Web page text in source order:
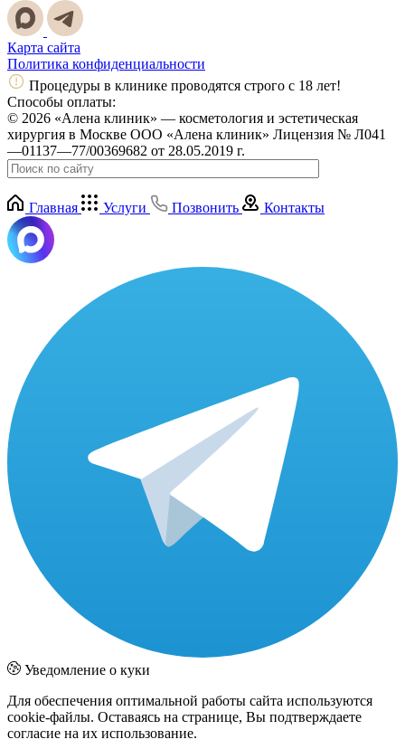
Карта сайта
Политика конфиденциальности
Процедуры в клинике проводятся строго с 18 лет!
Способы оплаты:
© 2026 «Алена клиник» — косметология и эстетическая
хирургия в Москве ООО «Алена клиник» Лицензия № Л041
—01137—77/00369682 от 28.05.2019 г.
Главная Услуги Позвонить Контакты
Уведомление о куки
Для обеспечения оптимальной работы сайта используются
cookie-файлы. Оставаясь на странице, Вы подтверждаете
согласие на их использование.